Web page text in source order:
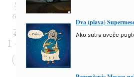
Dva (plava)
Ako sutra uveče